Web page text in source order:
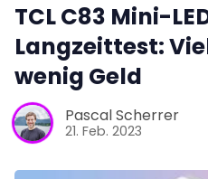
TCL C83 Mini-
Langzeittest:
wenig Geld
Pascal Scherrer
21. Feb. 2023